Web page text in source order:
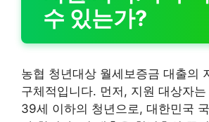
수 있는가?
농협 청년대상 월세보증금 대출의
구체적입니다. 먼저, 지원 대상자
39세 이하의 청년으로, 대한민국